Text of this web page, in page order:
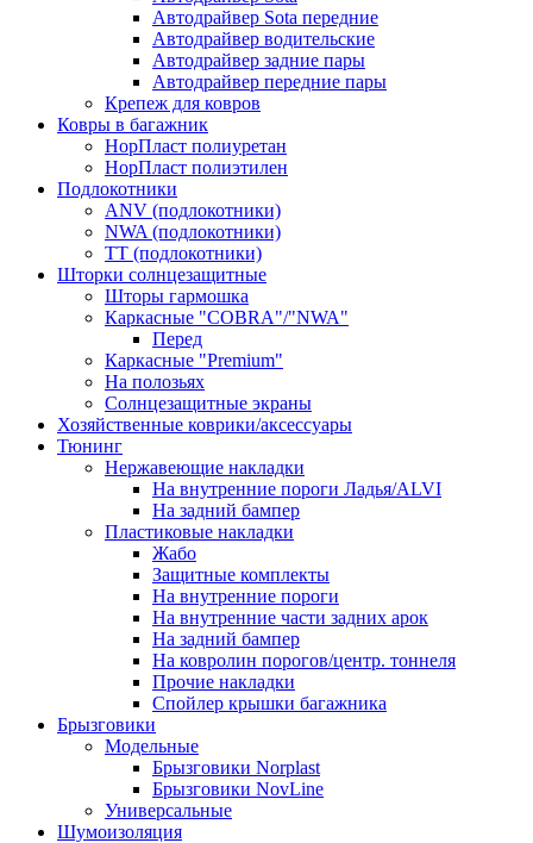
Автодрайвер Sota передние
Автодрайвер водительские
Автодрайвер задние пары
Автодрайвер передние пары
Крепеж для ковров
Ковры в багажник
НорПласт полиуретан
НорПласт полиэтилен
Подлокотники
ANV (подлокотники)
NWA (подлокотники)
TT (подлокотники)
Шторки солнцезащитные
Шторы гармошка
Каркасные "COBRA"/"NWA"
Перед
Каркасные "Premium"
На полозьях
Солнцезащитные экраны
Хозяйственные коврики/аксессуары
Тюнинг
Нержавеющие накладки
На внутренние пороги Ладья/ALVI
На задний бампер
Пластиковые накладки
Жабо
Защитные комплекты
На внутренние пороги
На внутренние части задних арок
На задний бампер
На ковролин порогов/центр. тоннеля
Прочие накладки
Спойлер крышки багажника
Брызговики
Модельные
Брызговики Norplast
Брызговики NovLine
Универсальные
Шумоизоляция